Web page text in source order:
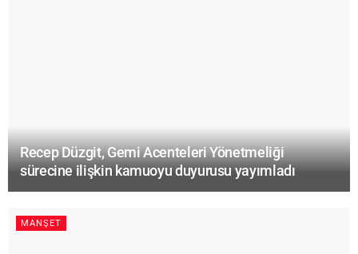
Recep Düzgit, Gemi Acenteleri Yönetmeliği
sürecine ilişkin kamuoyu duyurusu yayımladı
MANŞET